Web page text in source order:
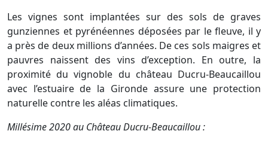
Les vignes sont implantées sur des sols de graves
gunziennes et pyrénéennes déposées par le fleuve, il y
a près de deux millions d’années. De ces sols maigres et
pauvres naissent des vins d’exception. En outre, la
proximité du vignoble du château Ducru-Beaucaillou
avec l’estuaire de la Gironde assure une protection
naturelle contre les aléas climatiques.
Millésime 2020 au Château Ducru-Beaucaillou :